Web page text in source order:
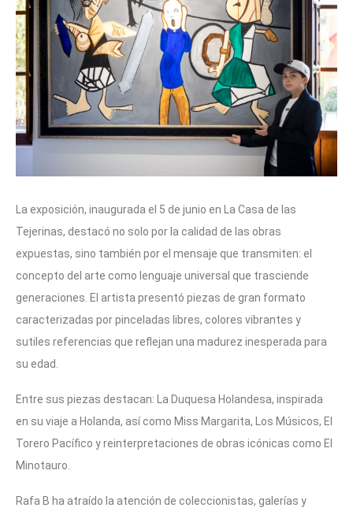
La exposición, inaugurada el 5 de junio en La Casa de las
Tejerinas, destacó no solo por la calidad de las obras
expuestas, sino también por el mensaje que transmiten: el
concepto del arte como lenguaje universal que trasciende
generaciones. El artista presentó piezas de gran formato
caracterizadas por pinceladas libres, colores vibrantes y
sutiles referencias que reflejan una madurez inesperada para
su edad.
Entre sus piezas destacan: La Duquesa Holandesa, inspirada
en su viaje a Holanda, así como Miss Margarita, Los Músicos, El
Torero Pacífico y reinterpretaciones de obras icónicas como El
Minotauro.
Rafa B ha atraído la atención de coleccionistas, galerías y